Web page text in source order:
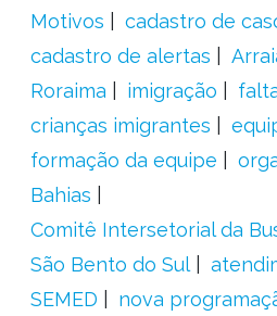
Motivos
cadastro de
cadastro de alertas
Roraima
imigração
crianças imigrantes
formação da equipe
Bahias
Comitê Intersetorial da
São Bento do Sul
SEMED
nova